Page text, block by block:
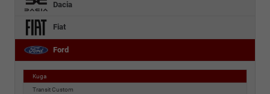
Dacia
Fiat
Ford
Kuga
Transit Custom